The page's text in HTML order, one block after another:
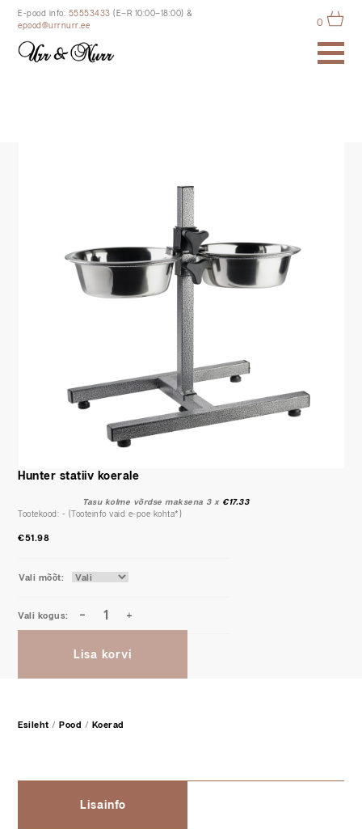
E-pood info: 55553433 (E–R 10:00–18:00) &
epood@urrnurr.ee
0
Hunter statiiv koerale
Tasu kolme võrdse maksena 3 x €17.33
€51.98
Vali mõõt
Lisa korvi
Tootekood: -
Esileht / Pood / Koerad
Lisainfo